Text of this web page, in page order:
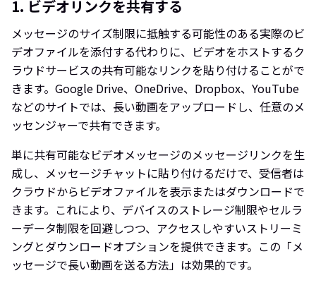
1. ビデオリンクを共有する
メッセージのサイズ制限に抵触する可能性のある実際のビ
デオファイルを添付する代わりに、ビデオをホストするク
ラウドサービスの共有可能なリンクを貼り付けることがで
きます。Google Drive、OneDrive、Dropbox、YouTube
などのサイトでは、長い動画をアップロードし、任意のメ
ッセンジャーで共有できます。
単に共有可能なビデオメッセージのメッセージリンクを生
成し、メッセージチャットに貼り付けるだけで、受信者は
クラウドからビデオファイルを表示またはダウンロードで
きます。これにより、デバイスのストレージ制限やセルラ
ーデータ制限を回避しつつ、アクセスしやすいストリーミ
ングとダウンロードオプションを提供できます。この「メ
ッセージで長い動画を送る方法」は効果的です。